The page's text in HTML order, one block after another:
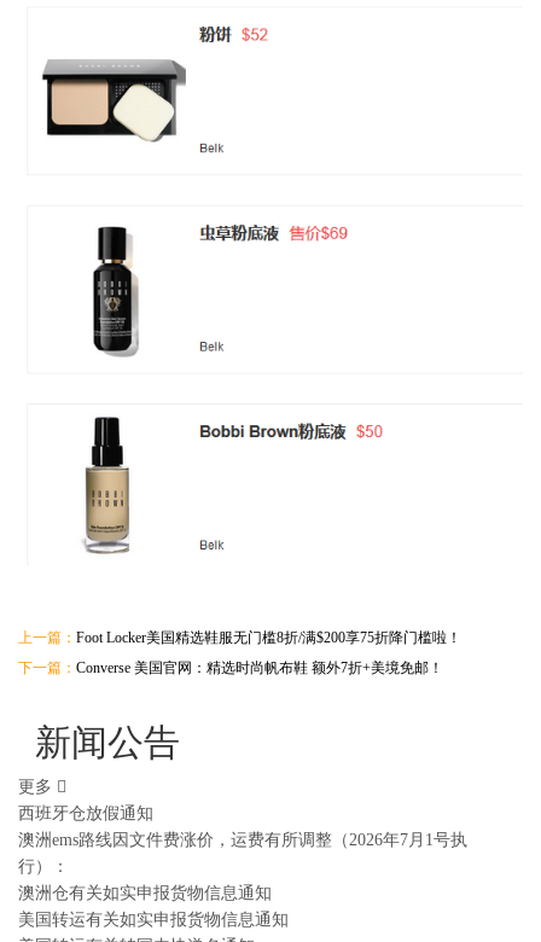
上一篇： Foot Locker美国精选鞋服无门槛8折/满$200享75折降门槛啦！
下一篇： Converse 美国官网：精选时尚帆布鞋 额外7折+美境免邮！
新闻公告
更多
西班牙仓放假通知
澳洲ems路线因文件费涨价，运费有所调整（2026年7月1号执
行）：
澳洲仓有关如实申报货物信息通知
美国转运有关如实申报货物信息通知